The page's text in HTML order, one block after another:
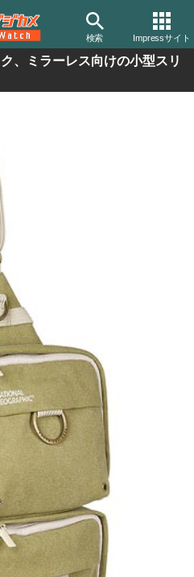
検索 Impressサイト
、ミラーレス向けの小型スリ